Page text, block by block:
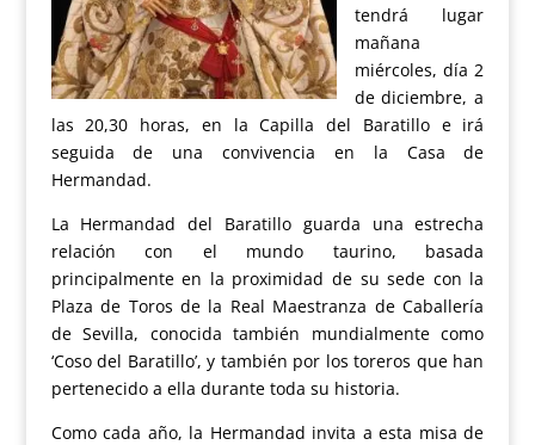
tendrá lugar
mañana
miércoles, día 2
de diciembre, a
las 20,30 horas, en la Capilla del Baratillo e irá
seguida de una convivencia en la Casa de
Hermandad.
La Hermandad del Baratillo guarda una estrecha
relación con el mundo taurino, basada
principalmente en la proximidad de su sede con la
Plaza de Toros de la Real Maestranza de Caballería
de Sevilla, conocida también mundialmente como
‘Coso del Baratillo’, y también por los toreros que han
pertenecido a ella durante toda su historia.
Como cada año, la Hermandad invita a esta misa de